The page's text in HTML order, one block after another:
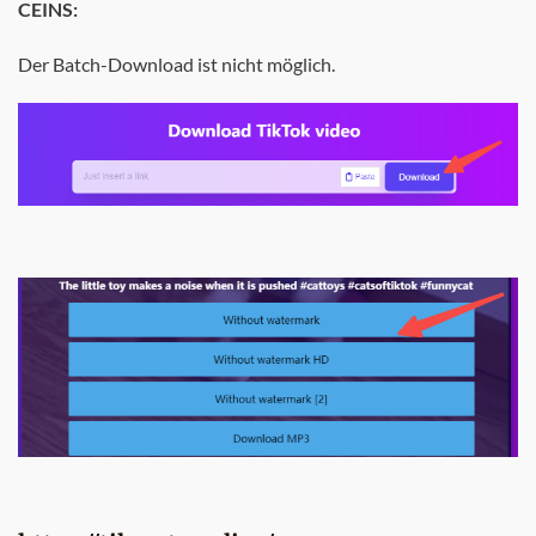
CEINS:
Der Batch-Download ist nicht möglich.